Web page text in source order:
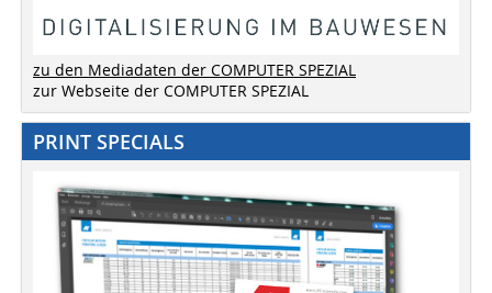
zu den Mediadaten der COMPUTER SPEZIAL
zur Webseite der COMPUTER SPEZIAL
PRINT SPECIALS